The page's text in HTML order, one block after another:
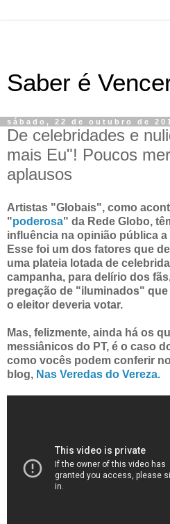
Saber é
sábado, 22 de outubro de
De celebridades e
mais Eu"! Poucos
aplausos
Artistas "Globais", como
"poderosa" da Rede Globo,
influência na opinião pública
Esse foi um dos fatores que
uma plateia lotada de
campanha, para delírio dos
pregação de "iluminados"
o eleitor deveria votar.
Mas, felizmente, ainda há os
messiânicos do PT, é o caso
como vocês podem conferir
blog, Nas Veredas do Vereza.